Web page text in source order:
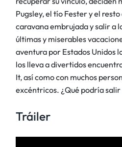
Pugsley, el tío Fester y el
caravana embrujada y salir a
últimas y miserables
aventura por Estados Unidos
los lleva a divertidos
It, así como con muchos
excéntricos. ¿Qué podría salir
Tráiler